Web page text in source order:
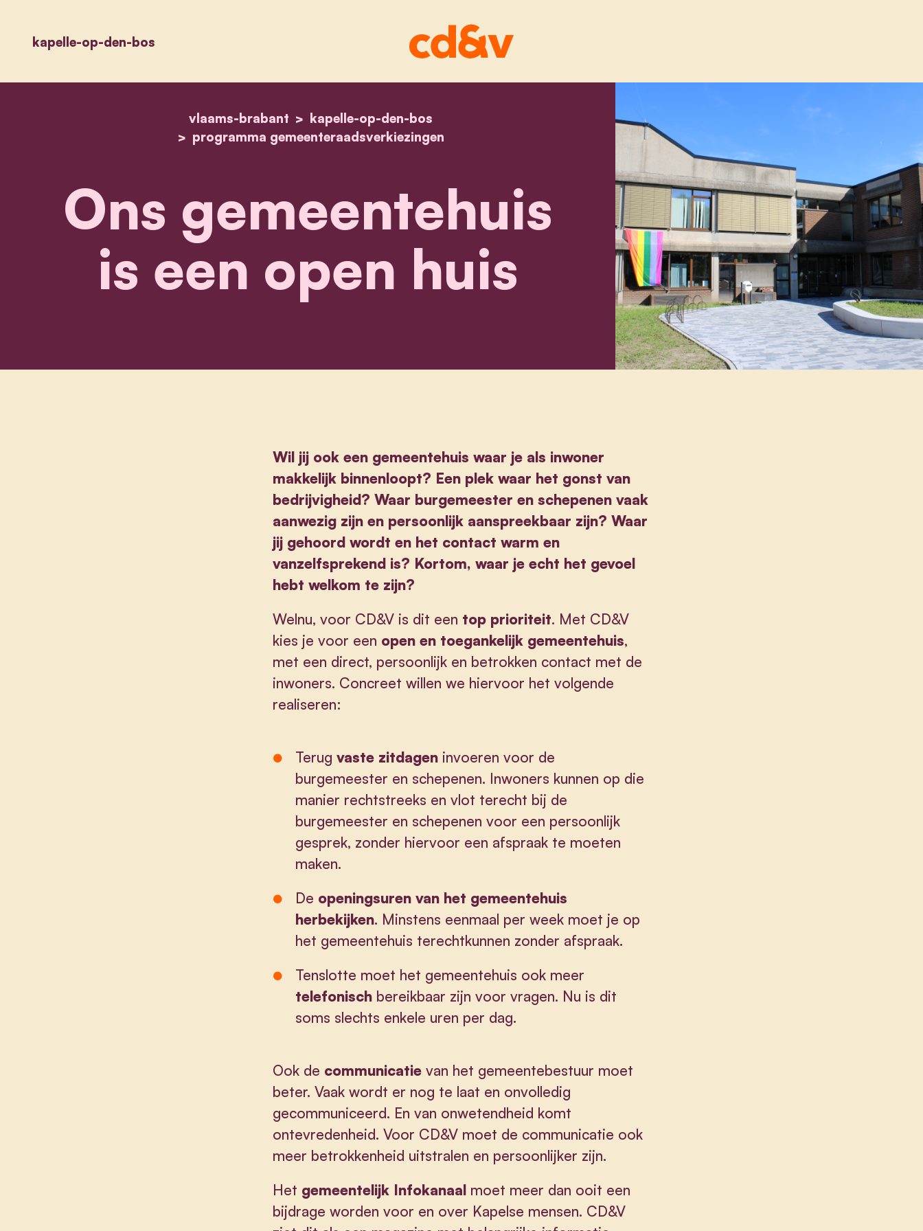
kapelle-op-den-bos
home
vlaams-brabant
kapelle-op-den-bos
programma gemeenteraadsverkiezingen
ons gemeentehuis is een open huis
Ons gemeentehuis
is een open huis
Wil jij ook een gemeentehuis waar je als inwoner
makkelijk binnenloopt? Een plek waar het gonst van
bedrijvigheid? Waar burgemeester en schepenen vaak
aanwezig zijn en persoonlijk aanspreekbaar zijn? Waar
jij gehoord wordt en het contact warm en
vanzelfsprekend is? Kortom, waar je echt het gevoel
hebt welkom te zijn?
Welnu, voor CD&V is dit een top prioriteit. Met CD&V
kies je voor een open en toegankelijk gemeentehuis,
met een direct, persoonlijk en betrokken contact met de
inwoners. Concreet willen we hiervoor het volgende
realiseren:
Terugvaste zitdagen invoeren voor de
burgemeester en schepenen. Inwoners kunnen op die
manier rechtstreeks en vlot terecht bij de
burgemeester en schepenen voor een persoonlijk
gesprek, zonder hiervoor een afspraak te moeten
maken.
De openingsuren van het gemeentehuis
herbekijken. Minstens eenmaal per week moet je op
het gemeentehuis terechtkunnen zonder afspraak.
Tenslotte moet het gemeentehuis ook meer
telefonisch bereikbaar zijn voor vragen. Nu is dit
soms slechts enkele uren per dag.
Ook de communicatievan het gemeentebestuur moet
beter. Vaak wordt er nog te laat en onvolledig
gecommuniceerd. En van onwetendheid komt
ontevredenheid. Voor CD&V moet de communicatie ook
meer betrokkenheid uitstralen en persoonlijker zijn.
Het gemeentelijk Infokanaalmoet meer dan ooit een
bijdrage worden voor en over Kapelse mensen. CD&V